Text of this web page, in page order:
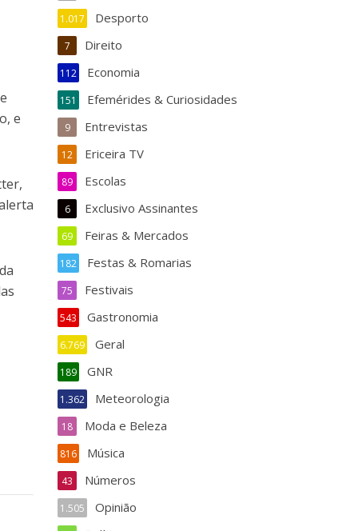
e
Desporto
1.017
Direito
7
Economia
112
Efemérides & Curiosidades
151
Entrevistas
9
Ericeira TV
12
Escolas
89
Exclusivo Assinantes
6
Feiras & Mercados
69
Festas & Romarias
182
Festivais
75
Gastronomia
543
Geral
6.769
GNR
189
Meteorologia
1.362
Moda e Beleza
18
Música
816
Números
43
Opinião
1.505